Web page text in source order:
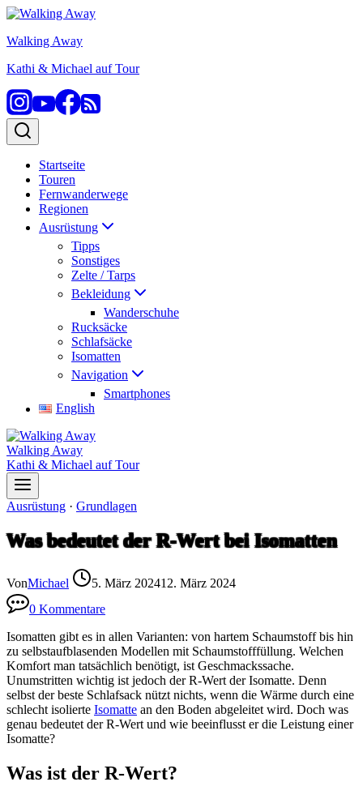
Zum
springen
Walking Away
Kathi & Michael auf Tour
Startseite
Touren
Fernwanderwege
Regionen
Ausrüstung
Tipps
Sonstiges
Zelte / Tarps
Bekleidung
Wanderschuhe
Rucksäcke
Schlafsäcke
Isomatten
Navigation
Smartphones
English
Walking Away
Kathi & Michael auf Tour
Ausrüstung · Grundlagen
Was bedeutet der R-Wert bei Isomatten
VonMichael 5. März 202412. März 2024
0 Kommentare
Isomatten gibt es in allen Varianten: von hartem Schaumstoff bis hin
zu selbstaufblasenden Modellen mit Schaumstofffüllung. Welchen
Komfort man tatsächlich benötigt, ist Geschmackssache.
Unumstritten wichtig ist jedoch der R-Wert der Isomatte. Denn
selbst der beste Schlafsack nützt nichts, wenn die Wärme durch eine
schlecht isolierte Isomatte an den Boden abgeleitet wird. Doch was
genau bedeutet der R-Wert und wie beeinflusst er die Leistung einer
Isomatte?
Was ist der R-Wert?